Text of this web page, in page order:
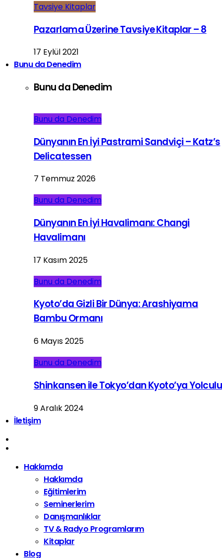
Tavsiye Kitaplar
Pazarlama Üzerine Tavsiye Kitaplar – 8
17 Eylül 2021
Bunu da Denedim
Bunu da Denedim
Bunu da Denedim
Dünyanın En İyi Pastrami Sandviçi – Katz’s
Delicatessen
7 Temmuz 2026
Bunu da Denedim
Dünyanın En İyi Havalimanı: Changi
Havalimanı
17 Kasım 2025
Bunu da Denedim
Kyoto’da Gizli Bir Dünya: Arashiyama
Bambu Ormanı
6 Mayıs 2025
Bunu da Denedim
Shinkansen ile Tokyo’dan Kyoto’ya
9 Aralık 2024
İletişim
Hakkımda
Hakkımda
Eğitimlerim
Seminerlerim
Danışmanlıklar
TV & Radyo Programlarım
Kitaplar
Blog